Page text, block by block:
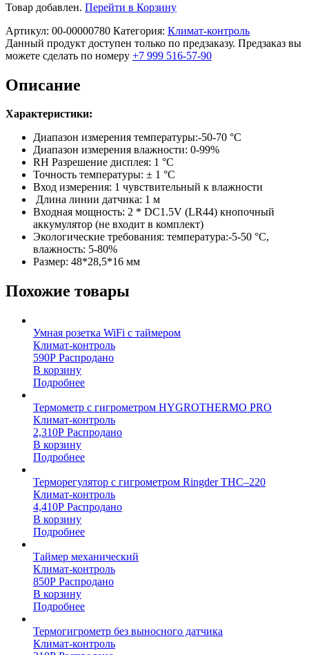
Товар добавлен. Перейти в Корзину
Артикул: 00-00000780 Категория: Климат-контроль
Данный продукт доступен только по предзаказу. Предзаказ вы
можете сделать по номеру +7 999 516-57-90
Описание
Характеристики:
Диапазон измерения температуры:-50-70 °C
Диапазон измерения влажности: 0-99%
RH Разрешение дисплея: 1 °C
Точность температуры: ± 1 °C
Вход измерения: 1 чувствительный к влажности
Длина линии датчика: 1 м
Входная мощность: 2 * DC1.5V (LR44) кнопочный
аккумулятор (не входит в комплект)
Экологические требования: температура:-5-50 °C,
влажность: 5-80%
Размер: 48*28,5*16 мм
Похожие товары
Умная розетка WiFi с таймером
Климат-контроль
590Р Распродано
В корзину
Подробнее
Термометр с гигрометром HYGROTHERMO PRO
Климат-контроль
2,310Р Распродано
В корзину
Подробнее
Терморегулятор с гигрометром Ringder THC–220
Климат-контроль
4,410Р Распродано
В корзину
Подробнее
Таймер механический
Климат-контроль
850Р Распродано
В корзину
Подробнее
Термогигрометр без выносного датчика
Климат-контроль